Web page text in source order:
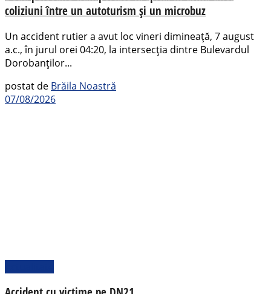
coliziuni între un autoturism și un microbuz
Un accident rutier a avut loc vineri dimineață, 7 august
a.c., în jurul orei 04:20, la intersecția dintre Bulevardul
Dorobanților...
postat de Brăila Noastră
07/08/2026